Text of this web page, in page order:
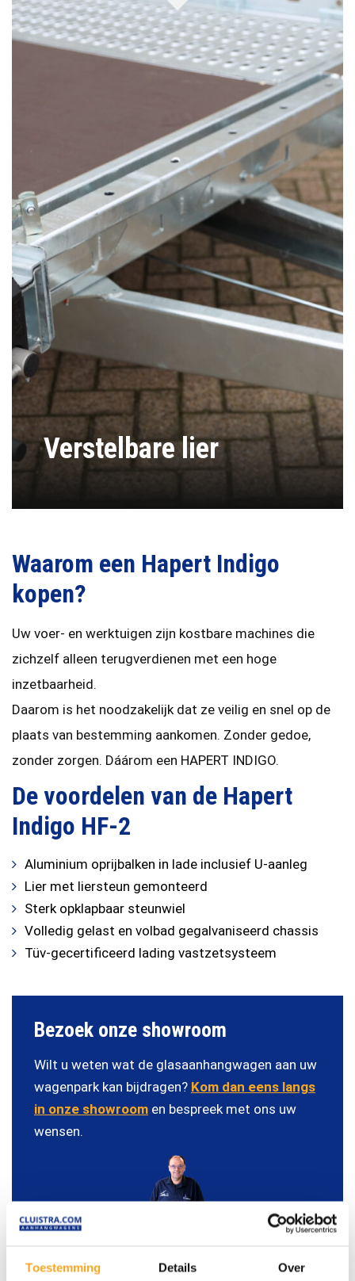
Toestemming Details Over
Verstelbare lier
Waarom een Hapert Indigo
kopen?
Uw voer- en werktuigen zijn kostbare machines die
zichzelf alleen terugverdienen met een hoge
inzetbaarheid.
Daarom is het noodzakelijk dat ze veilig en snel op de
plaats van bestemming aankomen. Zonder gedoe,
zonder zorgen. Dáárom een HAPERT INDIGO.
De voordelen van de Hapert
Indigo HF-2
Aluminium oprijbalken in lade inclusief U-aanleg
Lier met liersteun gemonteerd
Sterk opklapbaar steunwiel
Volledig gelast en volbad gegalvaniseerd chassis
Tüv-gecertificeerd lading vastzetsysteem
Bezoek onze showroom
Wilt u weten wat de glasaanhangwagen aan uw
wagenpark kan bijdragen? Kom dan eens langs
in onze showroom en bespreek met ons uw
wensen.
Marien